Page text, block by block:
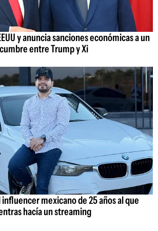
y anuncia sanciones económicas a un
entre Trump y Xi
mexicano de 25 años al que
hacía un streaming